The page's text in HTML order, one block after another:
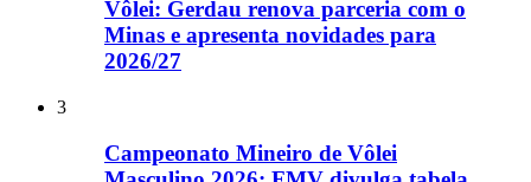
Vôlei: Gerdau renova parceria com o
Minas e apresenta novidades para
2026/27
3
Campeonato Mineiro de Vôlei